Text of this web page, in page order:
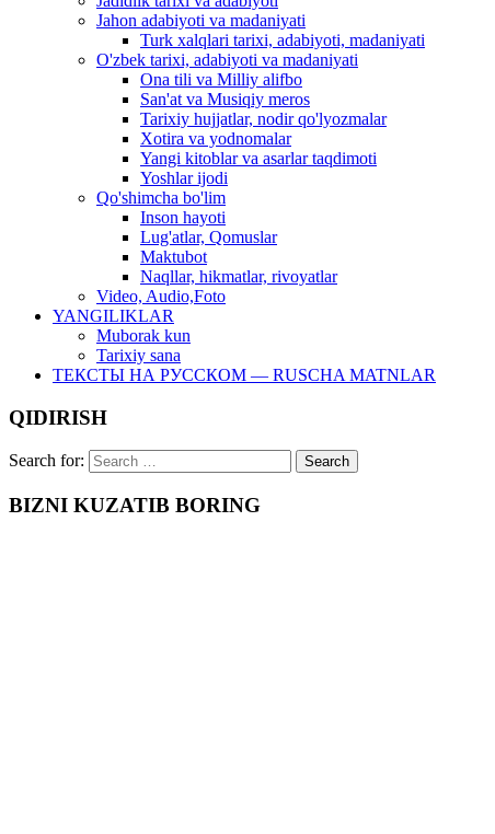
Jahon adabiyoti va madaniyati
Turk xalqlari tarixi, adabiyoti, madaniyati
O'zbek tarixi, adabiyoti va madaniyati
Ona tili va Milliy alifbo
San'at va Musiqiy meros
Tarixiy hujjatlar, nodir qo'lyozmalar
Xotira va yodnomalar
Yangi kitoblar va asarlar taqdimoti
Yoshlar ijodi
Qo'shimcha bo'lim
Inson hayoti
Lug'atlar, Qomuslar
Maktubot
Naqllar, hikmatlar, rivoyatlar
Video, Audio,Foto
YANGILIKLAR
Muborak kun
Tarixiy sana
ТЕКСТЫ НА РУССКОМ — RUSCHA MATNLAR
QIDIRISH
Search for:
BIZNI KUZATIB BORING